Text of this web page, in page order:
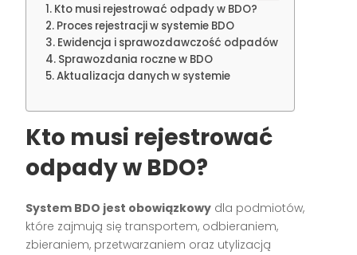
Kto musi rejestrować odpady w BDO?
Proces rejestracji w systemie BDO
Ewidencja i sprawozdawczość odpadów
Sprawozdania roczne w BDO
Aktualizacja danych w systemie
Kto musi rejestrować
odpady w BDO?
System BDO jest obowiązkowy dla podmiotów,
które zajmują się transportem, odbieraniem,
zbieraniem, przetwarzaniem oraz utylizacją